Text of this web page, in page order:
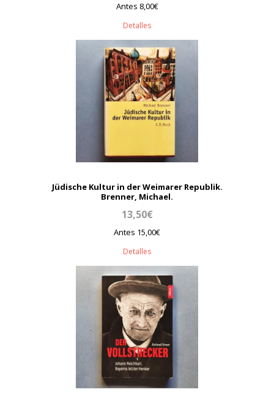
Antes 8,00€
Detalles
Jüdische Kultur in der Weimarer Republik.
Brenner, Michael.
13,50€
Antes 15,00€
Detalles